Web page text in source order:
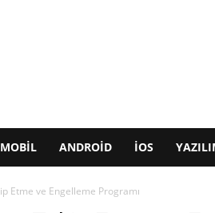
MOBIL ANDROID IOS
Etme ve Engelleme Programı